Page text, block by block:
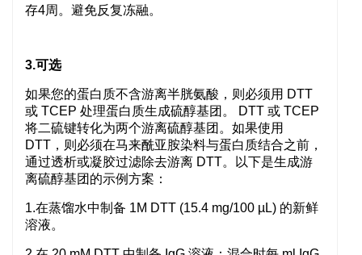
存4周。避免反复冻融。
3.可选
如果您的蛋白质不含游离半胱氨酸，则必须用 DTT
或 TCEP 处理蛋白质生成硫醇基团。 DTT 或 TCEP
将二硫键转化为两个游离硫醇基团。如果使用
DTT，则必须在马来酰亚胺染料与蛋白质结合之前，
通过透析或凝胶过滤除去游离 DTT。以下是生成游
离硫醇基团的示例方案：
1.在蒸馏水中制备 1M DTT (15.4 mg/100 µL) 的新鲜
溶液。